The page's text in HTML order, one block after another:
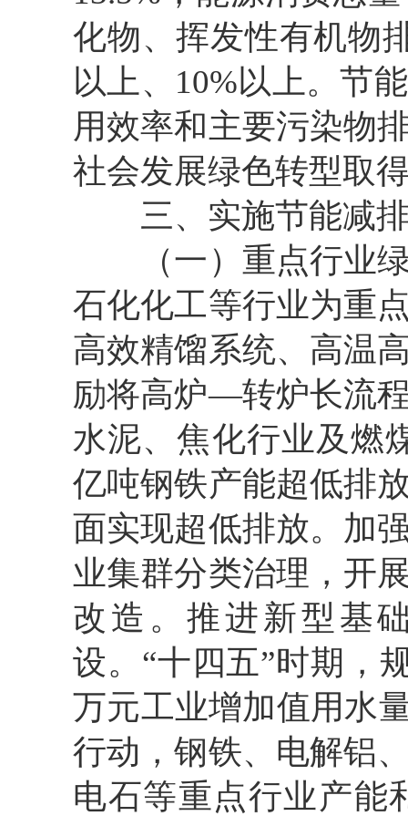
化物、挥发性有机物
以上、10%以上。节
用效率和主要污染物
社会发展绿色转型取
三、实施节能减排
（一）重点行业绿
石化化工等行业为重
高效精馏系统、高温
励将高炉—转炉长流
水泥、焦化行业及燃
亿吨钢铁产能超低排
面实现超低排放。加
业集群分类治理，开
改造。推进新型基
设。“十四五”时期，
万元工业增加值用水
行动，钢铁、电解铝
电石等重点行业产能